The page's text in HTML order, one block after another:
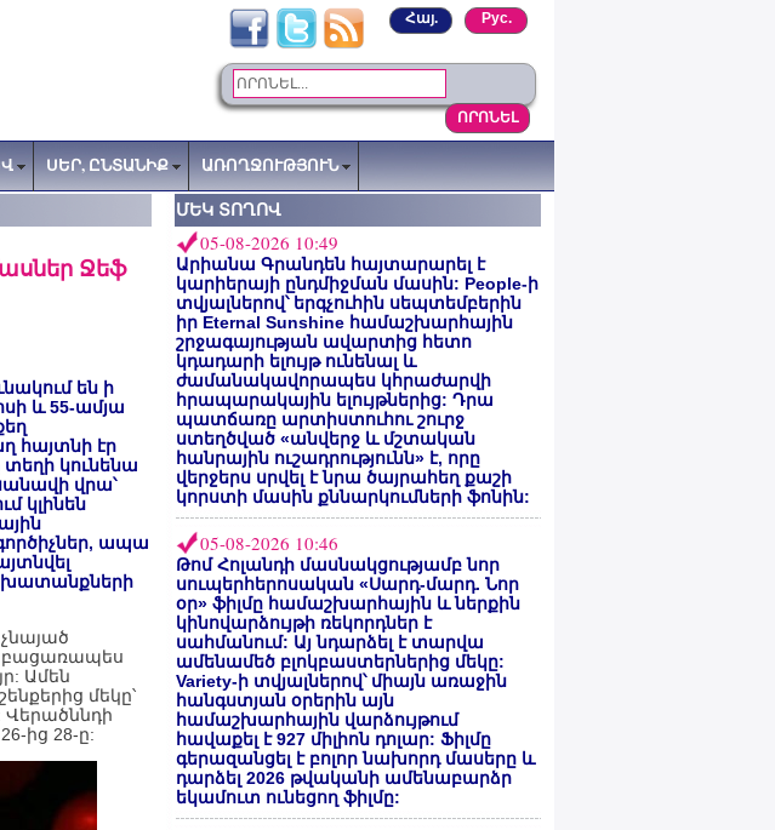
Рус.
Հայ.
ՍԵՐ, ԸՆՏԱՆԻՔ ԱՌՈՂՋՈՒԹՅՈՒՆ
Ջեֆ
են ի
և 55-ամյա
հայտնի էր
տեղի կունենա
վրա՝
կլինեն
ապա
չնայած
բացառապես
Ամեն
մեկը՝
Վերածննդի
ից 28-ը:
ՄԵԿ ՏՈՂՈՎ
05-08-2026 10:49
Արիանա Գրանդեն հայտարարել է
կարիերայի ընդմիջման մասին: People-ի
տվյալներով՝ երգչուհին սեպտեմբերին
իր Eternal Sunshine համաշխարհային
շրջագայության ավարտից հետո
կդադարի ելույթ ունենալ և
ժամանակավորապես կհրաժարվի
հրապարակային ելույթներից: Դրա
պատճառը արտիստուհու շուրջ
ստեղծված «անվերջ և մշտական
հանրային ուշադրությունն» է, որը
վերջերս սրվել է նրա ծայրահեղ քաշի
կորստի մասին քննարկումների ֆոնին:
05-08-2026 10:46
Թոմ Հոլանդի մասնակցությամբ նոր
սուպերհերոսական «Սարդ-մարդ. Նոր
օր» ֆիլմը համաշխարհային և ներքին
կինովարձույթի ռեկորդներ է
սահմանում: Այ նդարձել է տարվա
ամենամեծ բլոկբաստերներից մեկը:
Variety-ի տվյալներով՝ միայն առաջին
հանգստյան օրերին այն
համաշխարհային վարձույթում
հավաքել է 927 միլիոն դոլար: Ֆիլմը
գերազանցել է բոլոր նախորդ մասերը և
դարձել 2026 թվականի ամենաբարձր
եկամուտ ունեցող ֆիլմը: